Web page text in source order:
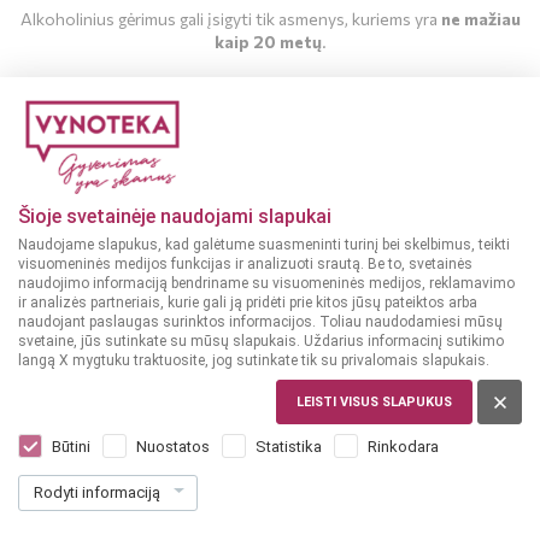
Šioje svetainėje naudojami slapukai
Naudojame slapukus, kad galėtume suasmeninti turinį bei skelbimus, teikti
visuomeninės medijos funkcijas ir analizuoti srautą. Be to, svetainės
naudojimo informaciją bendriname su visuomeninės medijos, reklamavimo
ir analizės partneriais, kurie gali ją pridėti prie kitos jūsų pateiktos arba
naudojant paslaugas surinktos informacijos. Toliau naudodamiesi mūsų
svetaine, jūs sutinkate su mūsų slapukais. Uždarius informacinį sutikimo
langą X mygtuku traktuosite, jog sutinkate tik su privalomais slapukais.
LEISTI VISUS SLAPUKUS
Būtini Nuostatos Statistika Rinkodara
Rodyti informaciją
Alkoholinius gėrimus gali įsigyti tik asmenys, kuriems yra ne mažiau
kaip 20 metų.
Degtinė
UKRAINA 40%
Baika Klasichna Vodka
0,5 L
Dar nėra balsų, galite įvertinti
9
19.98 € / L
Į KREPŠELĮ
Degtinė
UKRAINA 40%
Baika Zamorska Vodka
0,5 L
Dar nėra balsų, galite įvertinti
999 €
19.98 € / L